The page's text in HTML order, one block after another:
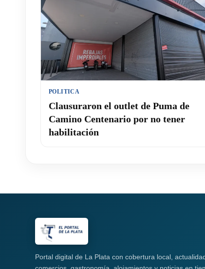
POLITICA
Clausuraron el outlet de Puma de
Camino Centenario por no tener
habilitación
Portal digital de La Plata con cobertura local,